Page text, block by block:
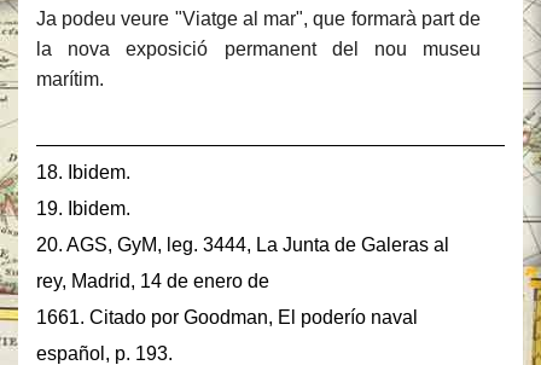
Ja podeu veure "Viatge al mar", que formarà part de
la nova exposició permanent del nou museu
marítim.
18. Ibidem.
19. Ibidem.
20. AGS, GyM, leg. 3444, La Junta de Galeras al
rey, Madrid, 14 de enero de
1661. Citado por Goodman, El poderío naval
español, p. 193.